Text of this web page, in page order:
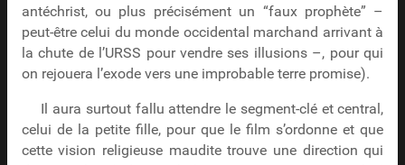
antéchrist, ou plus précisément un “faux prophète” –
peut-être celui du monde occidental marchand arrivant à
la chute de l’URSS pour vendre ses illusions –, pour qui
on rejouera l’exode vers une improbable terre promise).
Il aura surtout fallu attendre le segment-clé et central,
celui de la petite fille, pour que le film s’ordonne et que
cette vision religieuse maudite trouve une direction qui